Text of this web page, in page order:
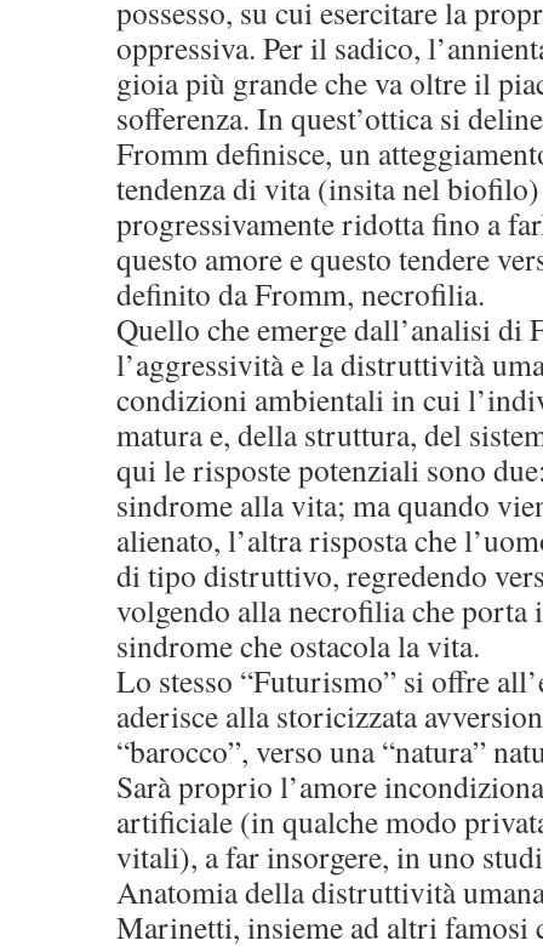
possesso, su cui esercitare la
oppressiva. Per il sadico,
gioia più grande che va oltre il
sofferenza. In quest’ottica si
Fromm definisce, un
tendenza di vita (insita nel
progressivamente ridotta fino a
questo amore e questo tendere
definito da Fromm, necrofilia.
Quello che emerge dall’analisi di
l’aggressività e la distruttività
condizioni ambientali in cui
matura e, della struttura, del
qui le risposte potenziali sono
sindrome alla vita; ma quando
alienato, l’altra risposta che
di tipo distruttivo, regredendo
volgendo alla necrofilia che porta
sindrome che ostacola la vita.
Lo stesso “Futurismo” si offre
aderisce alla storicizzata
“barocco”, verso una “natura”
Sarà proprio l’amore
artificiale (in qualche modo
vitali), a far insorgere, in uno
Anatomia della distruttività
Marinetti, insieme ad altri famosi